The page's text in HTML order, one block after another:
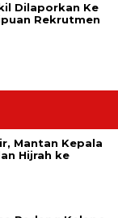
Dilaporkan Ke
Rekrutmen
Mantan Kepala
Hijrah ke